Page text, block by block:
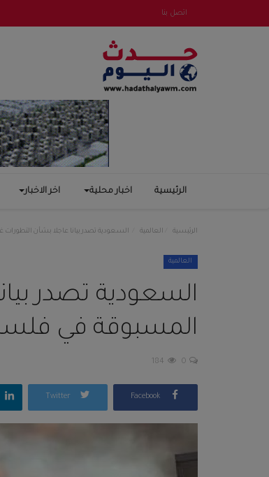
اتصل بنا
الرئيسية اخبار محلية اخر الاخبار
الرئيسية العالمية السعودية تصدر بيانا عاجلا بشأن
العالمية
السعودية تصدر
المسبوقة في
0
184
Facebook
Twitter